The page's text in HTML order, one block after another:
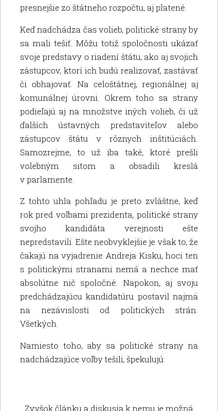
presnejšie zo štátneho rozpočtu, aj platené.
Keď nadchádza čas volieb, politické strany by
sa mali tešiť. Môžu totiž spoločnosti ukázať
svoje predstavy o riadení štátu, ako aj svojich
zástupcov, ktorí ich budú realizovať, zastávať
či obhajovať. Na celoštátnej, regionálnej aj
komunálnej úrovni. Okrem toho sa strany
podieľajú aj na množstve iných volieb, či už
ďalších ústavných predstaviteľov alebo
zástupcov štátu v rôznych inštitúciách.
Samozrejme, to už iba také, ktoré prešli
volebným sitom a obsadili kreslá
v parlamente.
Z tohto uhla pohľadu je preto zvláštne, keď
rok pred voľbami prezidenta, politické strany
svojho kandidáta verejnosti ešte
nepredstavili. Ešte neobvyklejšie je však to, že
čakajú na vyjadrenie Andreja Kisku, hoci ten
s politickými stranami nemá a nechce mať
absolútne nič spoločné. Napokon, aj svoju
predchádzajúcu kandidatúru postavil najmä
na nezávislosti od politických strán.
Všetkých.
Namiesto toho, aby sa politické strany na
nadchádzajúce voľby tešili, špekulujú:
Zvyšok článku a diskusia k nemu je možná